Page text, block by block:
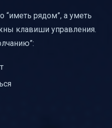
“иметь рядом”, а уметь
клавиши управления.